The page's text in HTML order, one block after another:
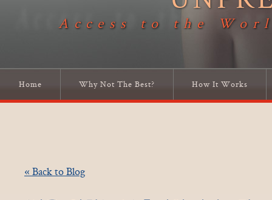
Access to the
Home Why Not The Best? How It Works
« Back to Blog